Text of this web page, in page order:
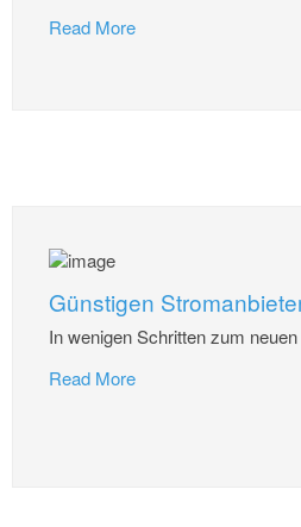
Read More
Günstigen
In wenigen Schritten zum
Read More